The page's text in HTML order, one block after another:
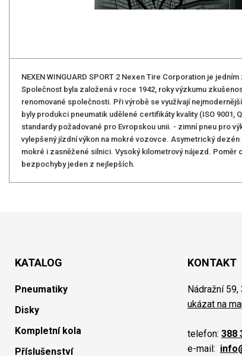
NEXEN WINGUARD SPORT 2 Nexen Tire Corporation je
Společnost byla založená v roce 1942, roky výzkumu
renomované společnosti. Při výrobě se využívají
byly produkci pneumatik udělené certifikáty kvality (ISO 9001,
standardy požadované pro Evropskou unii. - zimní pneu pro
vylepšený jízdní výkon na mokré vozovce. Asymetrický
mokré i zasněžené silnici. Vysoký kilometrový nájezd. Poměr
bezpochyby jeden z nejlepších.
KATALOG
Pneumatiky
Disky
Kompletní kola
Příslušenství
KONTAKT
Nádražní
ukázat na
telefon: 388
e-mail: